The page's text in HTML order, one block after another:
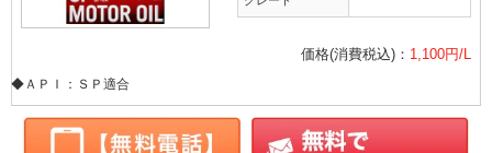
価格(消費税込)： 1,100円/L
◆ＡＰＩ：ＳＰ適合